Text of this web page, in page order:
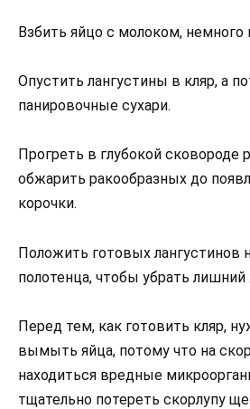
Взбить яйцо с молоком, немного
Опустить лангустины в кляр, а
панировочные сухари.
Прогреть в глубокой сковороде
обжарить ракообразных до
корочки.
Положить готовых лангустинов
полотенца, чтобы убрать лишний
Перед тем, как готовить кляр,
вымыть яйца, потому что на
находиться вредные
тщательно потереть скорлупу